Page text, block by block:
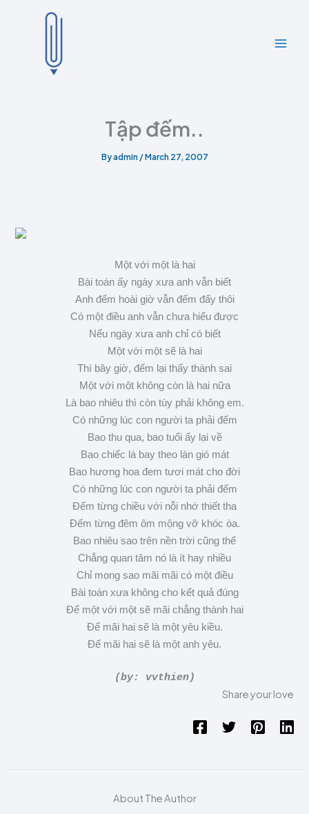
Tập đếm..
Byadmin /March 27, 2007
Một với một là hai
Bài toán ấy ngày xưa anh vẫn biết
Anh đếm hoài giờ vẫn đếm đấy thôi
Có một điều anh vẫn chưa hiểu được
Nếu ngày xưa anh chỉ có biết
Một với một sẽ là hai
Thì bây giờ, đếm lại thấy thành sai
Một với một không còn là hai nữa
Là bao nhiêu thì còn tùy phải không em.
Có những lúc con người ta phải đếm
Bao thu qua, bao tuổi ấy lại về
Bao chiếc lá bay theo làn gió mát
Bao hương hoa đem tươi mát cho đời
Có những lúc con người ta phải đếm
Đếm từng chiều với nỗi nhớ thiết tha
Đếm từng đêm ôm mộng vỡ khóc òa.
Bao nhiêu sao trên nền trời cũng thế
Chẳng quan tâm nó là ít hay nhiều
Chỉ mong sao mãi mãi có một điều
Bài toán xưa không cho kết quả đúng
Để một với một sẽ mãi chẳng thành hai
Để mãi hai sẽ là một yêu kiều.
Để mãi hai sẽ là một anh yêu.
(by: vvthien)
Share your love
About The Author